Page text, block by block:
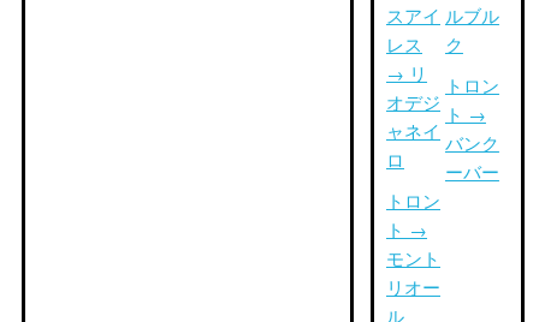
スアイ
レス
→ リ
オデジ
ャネイ
ロ
トロン
ト →
モント
リオー
ル
ルブル
ク
トロン
ト →
バンク
ーバー